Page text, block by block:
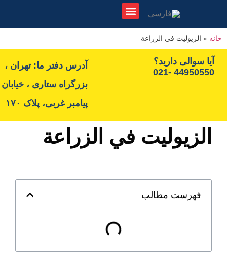
الزيوليت في الزراعة
دارید؟
آدرس دفتر ما: تهران ،
بزرگراه ستاری ، خیابان
پیامبر غربی، پلاک ۱۷۰
في الزراعة
فهرست مطالب